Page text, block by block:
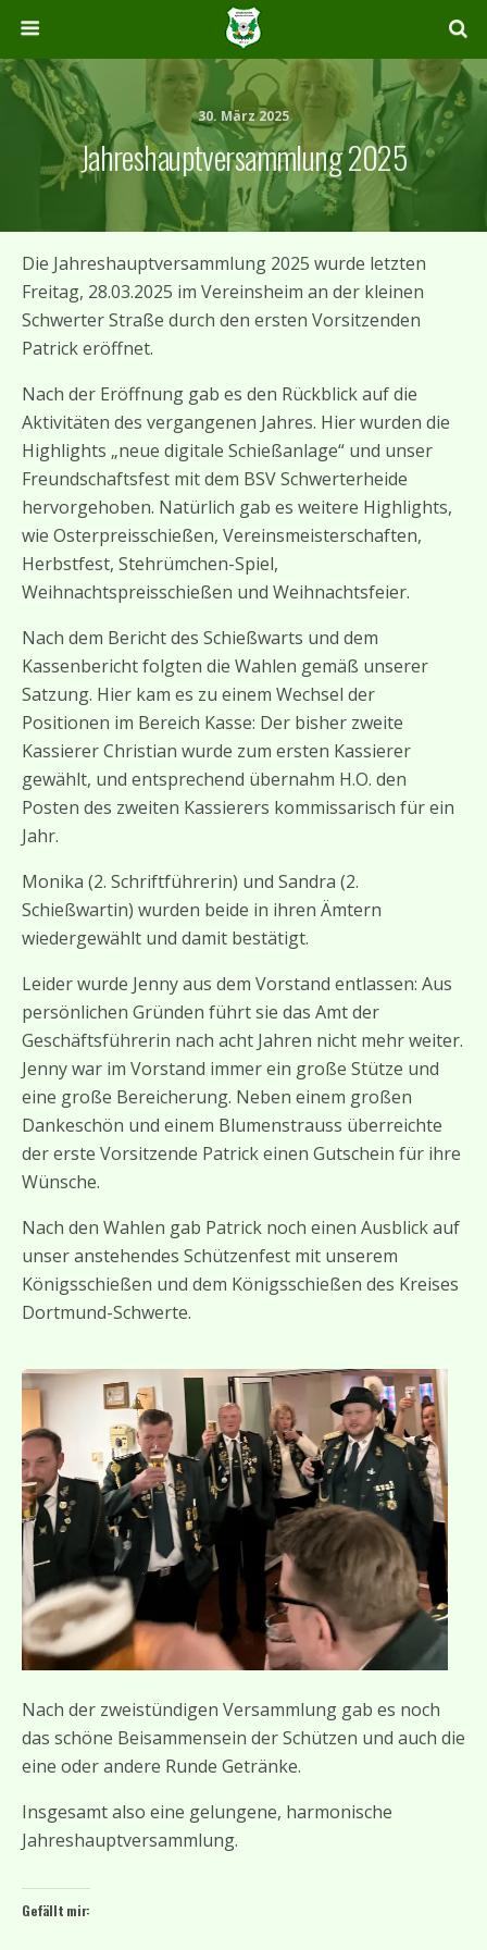
30. März 2025
Jahreshauptversammlung 2025
Die Jahreshauptversammlung 2025 wurde letzten
Freitag, 28.03.2025 im Vereinsheim an der kleinen
Schwerter Straße durch den ersten Vorsitzenden
Patrick eröffnet.
Nach der Eröffnung gab es den Rückblick auf die
Aktivitäten des vergangenen Jahres. Hier wurden die
Highlights „neue digitale Schießanlage“ und unser
Freundschaftsfest mit dem BSV Schwerterheide
hervorgehoben. Natürlich gab es weitere Highlights,
wie Osterpreisschießen, Vereinsmeisterschaften,
Herbstfest, Stehrümchen-Spiel,
Weihnachtspreisschießen und Weihnachtsfeier.
Nach dem Bericht des Schießwarts und dem
Kassenbericht folgten die Wahlen gemäß unserer
Satzung. Hier kam es zu einem Wechsel der
Positionen im Bereich Kasse: Der bisher zweite
Kassierer Christian wurde zum ersten Kassierer
gewählt, und entsprechend übernahm H.O. den
Posten des zweiten Kassierers kommissarisch für ein
Jahr.
Monika (2. Schriftführerin) und Sandra (2.
Schießwartin) wurden beide in ihren Ämtern
wiedergewählt und damit bestätigt.
Leider wurde Jenny aus dem Vorstand entlassen: Aus
persönlichen Gründen führt sie das Amt der
Geschäftsführerin nach acht Jahren nicht mehr weiter.
Jenny war im Vorstand immer ein große Stütze und
eine große Bereicherung. Neben einem großen
Dankeschön und einem Blumenstrauss überreichte
der erste Vorsitzende Patrick einen Gutschein für ihre
Wünsche.
Nach den Wahlen gab Patrick noch einen Ausblick auf
unser anstehendes Schützenfest mit unserem
Königsschießen und dem Königsschießen des Kreises
Dortmund-Schwerte.
Nach der zweistündigen Versammlung gab es noch
das schöne Beisammensein der Schützen und auch die
eine oder andere Runde Getränke.
Insgesamt also eine gelungene, harmonische
Jahreshauptversammlung.
Gefällt mir: